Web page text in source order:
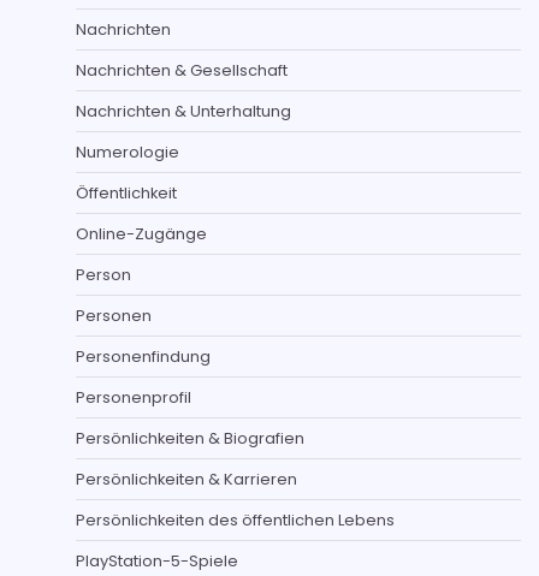
Nachrichten
Nachrichten & Gesellschaft
Nachrichten & Unterhaltung
Numerologie
Öffentlichkeit
Online-Zugänge
Person
Personen
Personenfindung
Personenprofil
Persönlichkeiten & Biografien
Persönlichkeiten & Karrieren
Persönlichkeiten des öffentlichen Lebens
PlayStation-5-Spiele